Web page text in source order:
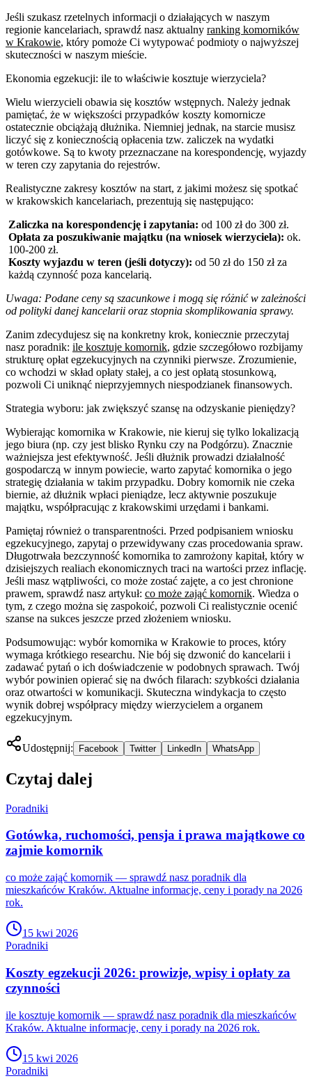
Jeśli szukasz rzetelnych informacji o działających w naszym
regionie kancelariach, sprawdź nasz aktualny ranking komorników
w Krakowie, który pomoże Ci wytypować podmioty o najwyższej
skuteczności w naszym mieście.
Ekonomia egzekucji: ile to właściwie kosztuje wierzyciela?
Wielu wierzycieli obawia się kosztów wstępnych. Należy jednak
pamiętać, że w większości przypadków koszty komornicze
ostatecznie obciążają dłużnika. Niemniej jednak, na starcie musisz
liczyć się z koniecznością opłacenia tzw. zaliczek na wydatki
gotówkowe. Są to kwoty przeznaczane na korespondencję, wyjazdy
w teren czy zapytania do rejestrów.
Realistyczne zakresy kosztów na start, z jakimi możesz się spotkać
w krakowskich kancelariach, prezentują się następująco:
Zaliczka na korespondencję i zapytania: od 100 zł do 300 zł.
Opłata za poszukiwanie majątku (na wniosek wierzyciela): ok.
100-200 zł.
Koszty wyjazdu w teren (jeśli dotyczy): od 50 zł do 150 zł za
każdą czynność poza kancelarią.
Uwaga: Podane ceny są szacunkowe i mogą się różnić w zależności
od polityki danej kancelarii oraz stopnia skomplikowania sprawy.
Zanim zdecydujesz się na konkretny krok, koniecznie przeczytaj
nasz poradnik: ile kosztuje komornik, gdzie szczegółowo rozbijamy
strukturę opłat egzekucyjnych na czynniki pierwsze. Zrozumienie,
co wchodzi w skład opłaty stałej, a co jest opłatą stosunkową,
pozwoli Ci uniknąć nieprzyjemnych niespodzianek finansowych.
Strategia wyboru: jak zwiększyć szansę na odzyskanie pieniędzy?
Wybierając komornika w Krakowie, nie kieruj się tylko lokalizacją
jego biura (np. czy jest blisko Rynku czy na Podgórzu). Znacznie
ważniejsza jest efektywność. Jeśli dłużnik prowadzi działalność
gospodarczą w innym powiecie, warto zapytać komornika o jego
strategię działania w takim przypadku. Dobry komornik nie czeka
biernie, aż dłużnik wpłaci pieniądze, lecz aktywnie poszukuje
majątku, współpracując z krakowskimi urzędami i bankami.
Pamiętaj również o transparentności. Przed podpisaniem wniosku
egzekucyjnego, zapytaj o przewidywany czas procedowania spraw.
Długotrwała bezczynność komornika to zamrożony kapitał, który w
dzisiejszych realiach ekonomicznych traci na wartości przez inflację.
Jeśli masz wątpliwości, co może zostać zajęte, a co jest chronione
prawem, sprawdź nasz artykuł: co może zająć komornik. Wiedza o
tym, z czego można się zaspokoić, pozwoli Ci realistycznie ocenić
szanse na sukces jeszcze przed złożeniem wniosku.
Podsumowując: wybór komornika w Krakowie to proces, który
wymaga krótkiego researchu. Nie bój się dzwonić do kancelarii i
zadawać pytań o ich doświadczenie w podobnych sprawach. Twój
wybór powinien opierać się na dwóch filarach: szybkości działania
oraz otwartości w komunikacji. Skuteczna windykacja to często
wynik dobrej współpracy między wierzycielem a organem
egzekucyjnym.
Udostępnij: Facebook Twitter LinkedIn WhatsApp
Czytaj dalej
Poradniki
Gotówka, ruchomości, pensja i prawa majątkowe co
zajmie komornik
co może zająć komornik — sprawdź nasz poradnik dla
mieszkańców Kraków. Aktualne informacje, ceny i porady na 2026
rok.
15 kwi 2026
Poradniki
Koszty egzekucji 2026: prowizje, wpisy i opłaty za
czynności
ile kosztuje komornik — sprawdź nasz poradnik dla mieszkańców
Kraków. Aktualne informacje, ceny i porady na 2026 rok.
15 kwi 2026
Poradniki